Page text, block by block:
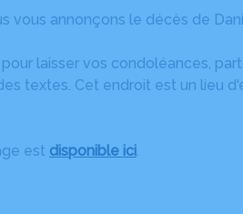
vous annonçons le décès de
laisser vos condoléances,
textes. Cet endroit est un lieu
est disponible ici.